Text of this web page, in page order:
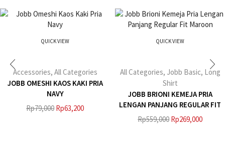
QUICK VIEW
Accessories, All Categories
JOBB OMESHI KAOS KAKI PRIA
NAVY
Rp79,000 Rp63,200
QUICK VIEW
All Categories, Jobb Basic, Long
Shirt
JOBB BRIONI KEMEJA PRIA
LENGAN PANJANG REGULAR FIT
MAROON
Rp559,000 Rp269,000